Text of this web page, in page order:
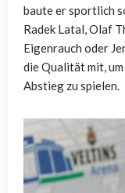
baute er sportlich
Radek Latal, Olaf
Eigenrauch oder
die Qualität mit,
Abstieg zu spielen.